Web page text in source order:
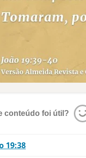
conteúdo foi útil?
19:38